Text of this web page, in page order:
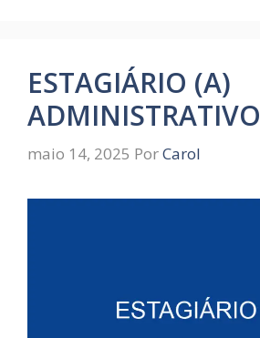
ESTAGIÁRIO (A)
ADMINISTRATIVO
maio 14, 2025 PorCarol